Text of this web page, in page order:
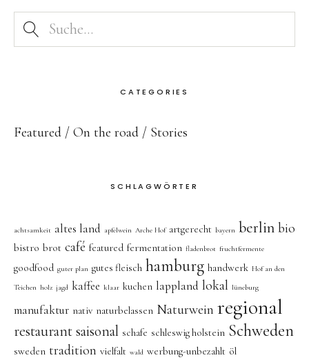
CATEGORIES
Featured On the road Stories
SCHLAGWÖRTER
achtsamkeit altes land apfelwein Arche Hof artgerecht bayern berlin bio
bistro brot café featured fermentation fladenbrot fruchtfermente
goodfood guter plan gutes fleisch hamburg handwerk Hof an den
Teichen holz jagd kaffee klaar kuchen lappland lokal lüneburg
manufaktur nativ naturbelassen Naturwein regional
restaurantsaisonal schafe schleswig holstein Schweden
sweden tradition vielfalt wald werbung-unbezahlt öl